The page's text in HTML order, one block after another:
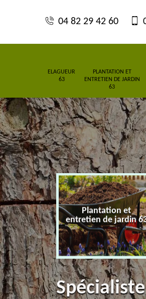
04 82 29 42 60
ELAGUEUR
63
PLANTATION ET
ENTRETIEN DE JARDIN
63
63
Plantation et
entretien de jardin